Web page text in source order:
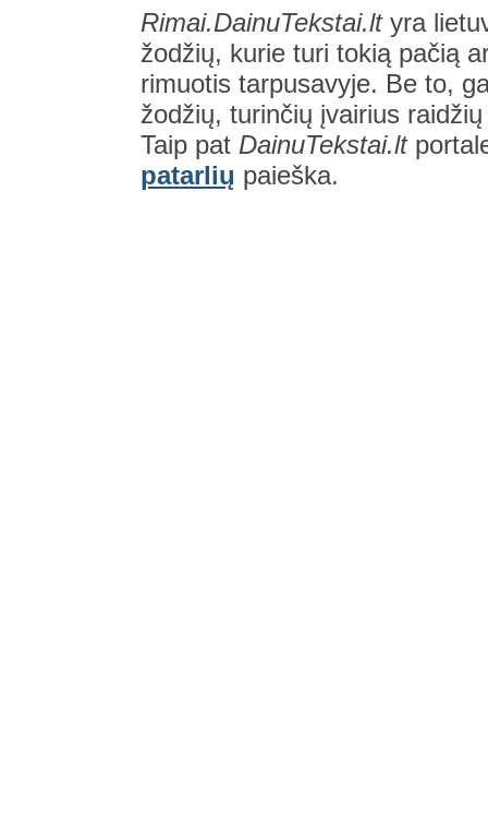
Rimai.DainuTekstai.ltyra
žodžių, kurie turi tokią pačią
rimuotis tarpusavyje. Be to,
žodžių, turinčių įvairius
Taip pat DainuTekstai.lt
patarlių paieška.